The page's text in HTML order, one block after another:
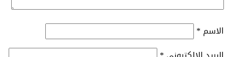
الاسم *